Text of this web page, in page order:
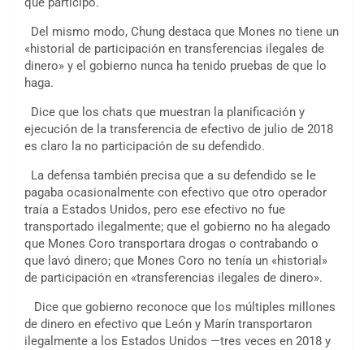
Del mismo modo, Chung destaca que Mones no tiene un
«historial de participación en transferencias ilegales de
dinero» y el gobierno nunca ha tenido pruebas de que lo
haga.
Dice que los chats que muestran la planificación y
ejecución de la transferencia de efectivo de julio de 2018
es claro la no participación de su defendido.
La defensa también precisa que a su defendido se le
pagaba ocasionalmente con efectivo que otro operador
traía a Estados Unidos, pero ese efectivo no fue
transportado ilegalmente; que el gobierno no ha alegado
que Mones Coro transportara drogas o contrabando o
que lavó dinero; que Mones Coro no tenía un «historial»
de participación en «transferencias ilegales de dinero».
Dice que gobierno reconoce que los múltiples millones
de dinero en efectivo que León y Marín transportaron
ilegalmente a los Estados Unidos —tres veces en 2018 y